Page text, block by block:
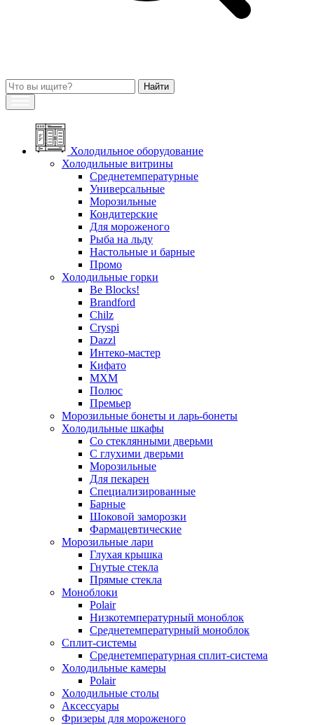
Холодильное оборудование
Холодильные витрины
Среднетемпературные
Универсальные
Морозильные
Кондитерские
Для мороженого
Рыба на льду
Настольные и барные
Промо
Холодильные горки
Be Blocks!
Brandford
Chilz
Cryspi
Dazzl
Интеко-мастер
Кифато
МХМ
Полюс
Премьер
Морозильные бонеты и ларь-бонеты
Холодильные шкафы
Со стеклянными дверьми
С глухими дверьми
Морозильные
Для пекарен
Специализированные
Барные
Шоковой заморозки
Фармацевтические
Морозильные лари
Глухая крышка
Гнутые стекла
Прямые стекла
Моноблоки
Polair
Низкотемпературный моноблок
Среднетемпературный моноблок
Сплит-системы
Среднетемпературная сплит-система
Холодильные камеры
Polair
Холодильные столы
Аксессуары
Фризеры для мороженого